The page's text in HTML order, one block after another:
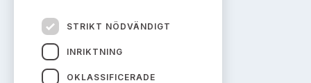
Publikationer och anföranden
Prenumerera
Om innehållet
Om webbplatsen
STRIKT NÖDVÄNDIGT
INRIKTNING
OKLASSIFICERADE